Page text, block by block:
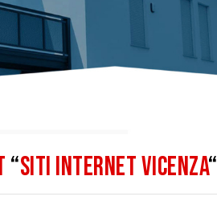
“SITI INTERNET VICENZA“